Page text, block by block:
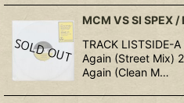
MCM VS SI SPEX
TRACK LISTSIDE-
Again (Street Mix)
Again (Clean M…